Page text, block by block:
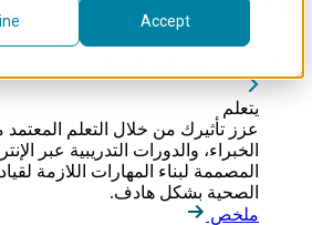
Accept
يتعلم
الخبراء، والدورات التدريبية عبر
المصممة لبناء المهارات اللازمة
الصحية بشكل هادف.
ملخص